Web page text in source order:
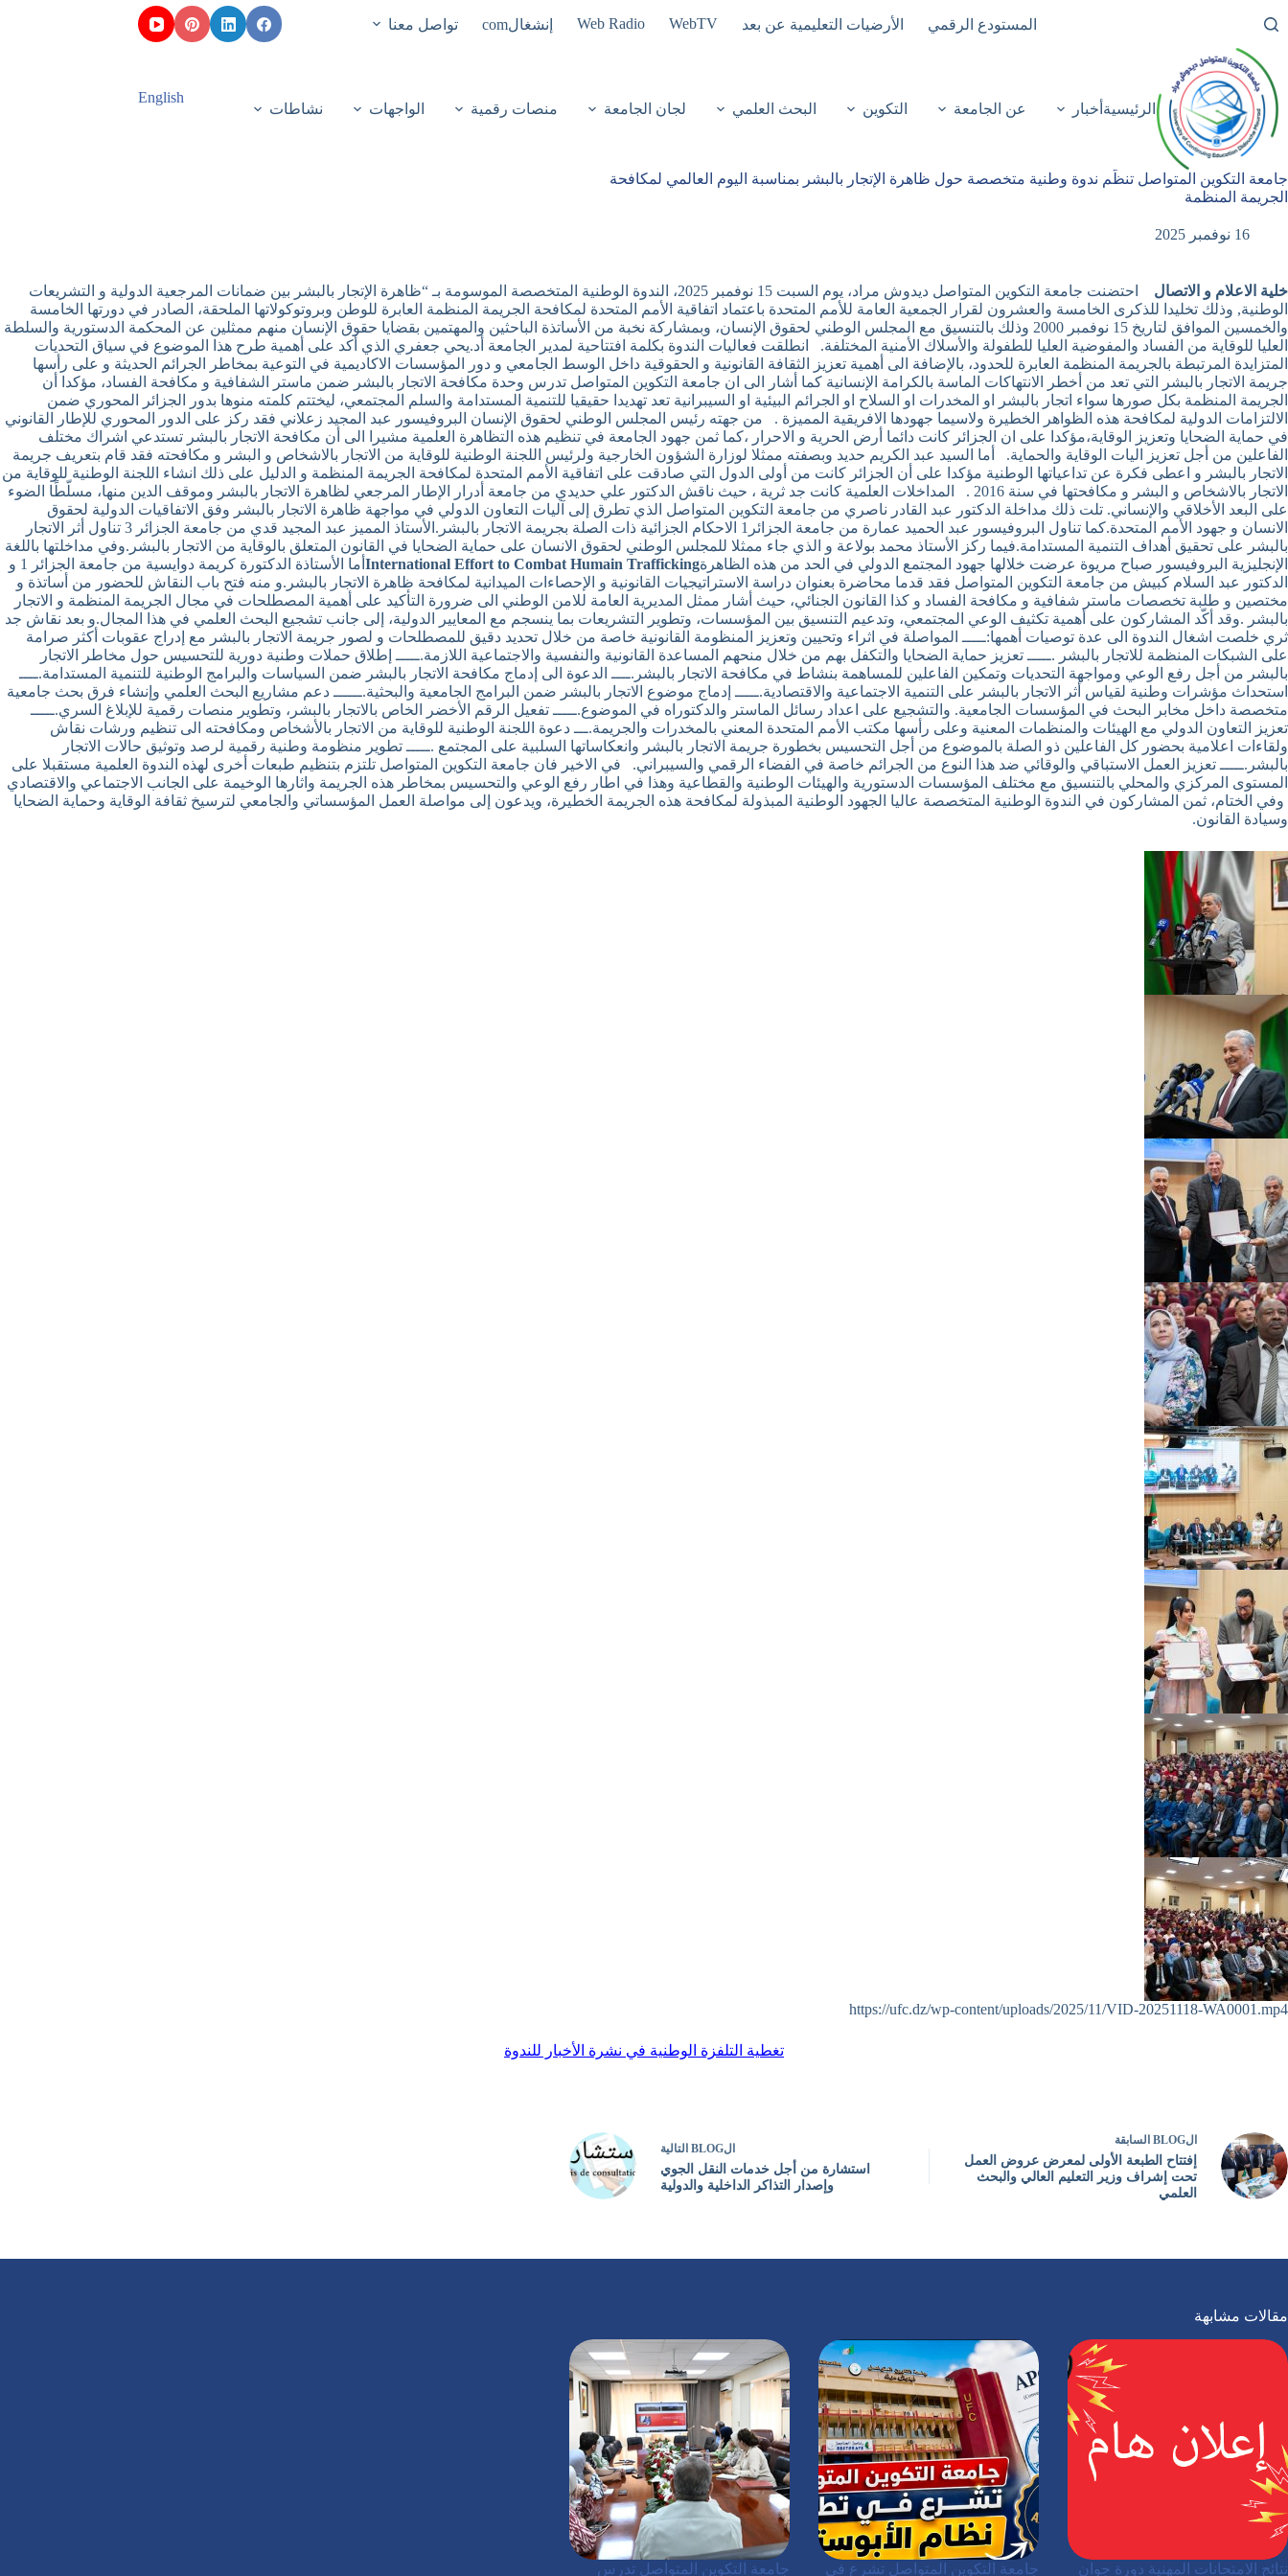
إلى
المحتوى
المستودع الرقمي الأرضيات التعليمية عن بعد WebTV
Web Radio إنشغالcom تواصل معنا
الرئيسية أخبار عن الجامعة التكوين البحث العلمي لجان الجامعة منصات رقمية الواجهات نشاطات
English
جامعة التكوين المتواصل تنظّم ندوة وطنية متخصصة حول ظاهرة الإتجار بالبشر بمناسبة اليوم العالمي لمكافحة
الجريمة المنظمة
16 نوفمبر 2025
خلية الاعلام و الاتصال
احتضنت جامعة التكوين المتواصل ديدوش مراد، يوم السبت 15 نوفمبر 2025، الندوة الوطنية المتخصصة الموسومة بـ “ظاهرة الإتجار بالبشر بين ضمانات المرجعية الدولية و التشريعات
الوطنية, وذلك تخليدا للذكرى الخامسة والعشرون لقرار الجمعية العامة للأمم المتحدة باعتماد اتفاقية الأمم المتحدة لمكافحة الجريمة المنظمة العابرة للوطن وبروتوكولاتها الملحقة، الصادر في دورتها الخامسة
والخمسين الموافق لتاريخ 15 نوفمبر 2000 وذلك بالتنسيق مع المجلس الوطني لحقوق الإنسان، وبمشاركة نخبة من الأساتذة الباحثين والمهتمين بقضايا حقوق الإنسان منهم ممثلين عن المحكمة الدستورية والسلطة
العليا للوقاية من الفساد والمفوضية العليا للطفولة والأسلاك الأمنية المختلفة. انطلقت فعاليات الندوة بكلمة افتتاحية لمدير الجامعة أد.يحي جعفري الذي أكد على أهمية طرح هذا الموضوع في سياق التحديات
المتزايدة المرتبطة بالجريمة المنظمة العابرة للحدود، بالإضافة الى أهمية تعزيز الثقافة القانونية و الحقوقية داخل الوسط الجامعي و دور المؤسسات الاكاديمية في التوعية بمخاطر الجرائم الحديثة و على رأسها
جريمة الاتجار بالبشر التي تعد من أخطر الانتهاكات الماسة بالكرامة الإنسانية كما أشار الى ان جامعة التكوين المتواصل تدرس وحدة مكافحة الاتجار بالبشر ضمن ماستر الشفافية و مكافحة الفساد، مؤكدا أن
الجريمة المنظمة بكل صورها سواء اتجار بالبشر او المخدرات او السلاح او الجرائم البيئية او السيبرانية تعد تهديدا حقيقيا للتنمية المستدامة والسلم المجتمعي، ليختتم كلمته منوها بدور الجزائر المحوري ضمن
الالتزامات الدولية لمكافحة هذه الظواهر الخطيرة ولاسيما جهودها الافريقية المميزة . من جهته رئيس المجلس الوطني لحقوق الإنسان البروفيسور عبد المجيد زعلاني فقد ركز على الدور المحوري للإطار القانوني
في حماية الضحايا وتعزيز الوقاية،مؤكدا على ان الجزائر كانت دائما أرض الحرية و الاحرار ،كما ثمن جهود الجامعة في تنظيم هذه التظاهرة العلمية مشيرا الى أن مكافحة الاتجار بالبشر تستدعي اشراك مختلف
الفاعلين من أجل تعزيز اليات الوقاية والحماية. أما السيد عبد الكريم حديد وبصفته ممثلا لوزارة الشؤون الخارجية ولرئيس اللجنة الوطنية للوقاية من الاتجار بالاشخاص و البشر و مكافحته فقد قام بتعريف جريمة
الاتجار بالبشر و اعطى فكرة عن تداعياتها الوطنية مؤكدا على أن الجزائر كانت من أولى الدول التي صادقت على اتفاقية الأمم المتحدة لمكافحة الجريمة المنظمة و الدليل على ذلك انشاء اللجنة الوطنية للوقاية من
الاتجار بالاشخاص و البشر و مكافحتها في سنة 2016 . المداخلات العلمية كانت جد ثرية ، حيث ناقش الدكتور علي حديدي من جامعة أدرار الإطار المرجعي لظاهرة الاتجار بالبشر وموقف الدين منها، مسلّطًا الضوء
على البعد الأخلاقي والإنساني. تلت ذلك مداخلة الدكتور عبد القادر ناصري من جامعة التكوين المتواصل الذي تطرق إلى آليات التعاون الدولي في مواجهة ظاهرة الاتجار بالبشر وفق الاتفاقيات الدولية لحقوق
الانسان و جهود الأمم المتحدة.كما تناول البروفيسور عبد الحميد عمارة من جامعة الجزائر1 الاحكام الجزائية ذات الصلة بجريمة الاتجار بالبشر.الأستاذ المميز عبد المجيد قدي من جامعة الجزائر 3 تناول أثر الاتجار
بالبشر على تحقيق أهداف التنمية المستدامة.فيما ركز الأستاذ محمد بولاعة و الذي جاء ممثلا للمجلس الوطني لحقوق الانسان على حماية الضحايا في القانون المتعلق بالوقاية من الاتجار بالبشر.وفي مداخلتها باللغة
الإنجليزية البروفيسور صباح مريوة عرضت خلالها جهود المجتمع الدولي في الحد من هذه الظاهرةInternational Effort to Combat Humain Trafficking
أما الأستاذة الدكتورة كريمة دوايسية من جامعة الجزائر 1 و
الدكتور عبد السلام كبيش من جامعة التكوين المتواصل فقد قدما محاضرة بعنوان دراسة الاستراتيجيات القانونية و الإحصاءات الميدانية لمكافحة ظاهرة الاتجار بالبشر.و منه فتح باب النقاش للحضور من أساتذة و
مختصين و طلبة تخصصات ماستر شفافية و مكافحة الفساد و كذا القانون الجنائي، حيث أشار ممثل المديرية العامة للامن الوطني الى ضرورة التأكيد على أهمية المصطلحات في مجال الجريمة المنظمة و الاتجار
بالبشر .وقد أكّد المشاركون على أهمية تكثيف الوعي المجتمعي، وتدعيم التنسيق بين المؤسسات، وتطوير التشريعات بما ينسجم مع المعايير الدولية، إلى جانب تشجيع البحث العلمي في هذا المجال.و بعد نقاش جد
ثري خلصت اشغال الندوة الى عدة توصيات أهمها:ـــــ المواصلة في اثراء وتحيين وتعزيز المنظومة القانونية خاصة من خلال تحديد دقيق للمصطلحات و لصور جريمة الاتجار بالبشر مع إدراج عقوبات أكثر صرامة
على الشبكات المنظمة للاتجار بالبشر .ـــــ تعزيز حماية الضحايا والتكفل بهم من خلال منحهم المساعدة القانونية والنفسية والاجتماعية اللازمة.ـــــ إطلاق حملات وطنية دورية للتحسيس حول مخاطر الاتجار
بالبشر من أجل رفع الوعي ومواجهة التحديات وتمكين الفاعلين للمساهمة بنشاط في مكافحة الاتجار بالبشر.ــــ الدعوة الى إدماج مكافحة الاتجار بالبشر ضمن السياسات والبرامج الوطنية للتنمية المستدامة.ــــ
استحداث مؤشرات وطنية لقياس أثر الاتجار بالبشر على التنمية الاجتماعية والاقتصادية.ـــــ إدماج موضوع الاتجار بالبشر ضمن البرامج الجامعية والبحثية.ــــــ دعم مشاريع البحث العلمي وإنشاء فرق بحث جامعية
متخصصة داخل مخابر البحث في المؤسسات الجامعية. والتشجيع على اعداد رسائل الماستر والدكتوراه في الموضوع.ـــــ تفعيل الرقم الأخضر الخاص بالاتجار بالبشر، وتطوير منصات رقمية للإبلاغ السري.ـــــ
تعزيز التعاون الدولي مع الهيئات والمنظمات المعنية وعلى رأسها مكتب الأمم المتحدة المعني بالمخدرات والجريمة.ـــ دعوة اللجنة الوطنية للوقاية من الاتجار بالأشخاص ومكافحته الى تنظيم ورشات نقاش
ولقاءات اعلامية بحضور كل الفاعلين ذو الصلة بالموضوع من أجل التحسيس بخطورة جريمة الاتجار بالبشر وانعكاساتها السلبية على المجتمع .ـــــ تطوير منظومة وطنية رقمية لرصد وتوثيق حالات الاتجار
بالبشر.ـــــ تعزيز العمل الاستباقي والوقائي ضد هذا النوع من الجرائم خاصة في الفضاء الرقمي والسيبراني. في الاخير فان جامعة التكوين المتواصل تلتزم بتنظيم طبعات أخرى لهذه الندوة العلمية مستقبلا على
المستوى المركزي والمحلي بالتنسيق مع مختلف المؤسسات الدستورية والهيئات الوطنية والقطاعية وهذا في اطار رفع الوعي والتحسيس بمخاطر هذه الجريمة واثارها الوخيمة على الجانب الاجتماعي والاقتصادي
وفي الختام، ثمن المشاركون في الندوة الوطنية المتخصصة عاليا الجهود الوطنية المبذولة لمكافحة هذه الجريمة الخطيرة، ويدعون إلى مواصلة العمل المؤسساتي والجامعي لترسيخ ثقافة الوقاية وحماية الضحايا
وسيادة القانون.
https://ufc.dz/wp-content/uploads/2025/11/VID-20251118-WA0001.mp4
تغطية التلفزة الوطنية في نشرة الأخبار للندوة
الBLOG السابقة
إفتتاح الطبعة الأولى لمعرض عروض العمل
تحت إشراف وزير التعليم العالي والبحث
العلمي
الBLOG التالية
استشارة من أجل خدمات النقل الجوي
وإصدار التذاكر الداخلية والدولية
مقالات مشابهة
نتائج الامتحانات المهنية دورة جوان جامعة التكوين المتواصل تشرع في جامعة التكوين المتواصل تدرس